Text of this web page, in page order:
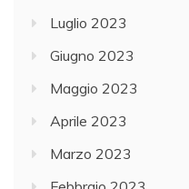
Luglio 2023
Giugno 2023
Maggio 2023
Aprile 2023
Marzo 2023